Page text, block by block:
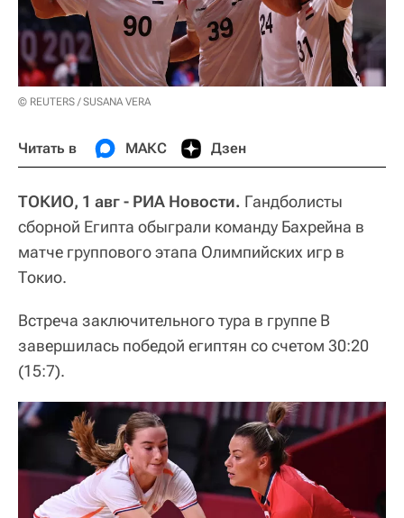
© REUTERS / SUSANA VERA
Читать в МАКС Дзен
ТОКИО, 1 авг - РИА Новости. Гандболисты
сборной Египта обыграли команду Бахрейна в
матче группового этапа Олимпийских игр в
Токио.
Встреча заключительного тура в группе В
завершилась победой египтян со счетом 30:20
(15:7).